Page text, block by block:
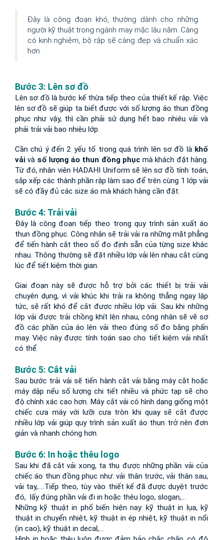
Đây là công đoạn khó, thường dành cho những
người kỹ thuật trong ngành may mặc lâu năm. Càng
có kinh nghiệm, bộ rập sẽ càng đẹp và chuẩn xác
hơn.
Bước 3: Lên sơ đồ
Lên sơ đồ là bước kế thừa tiếp theo của thiết kế rập. Việc
lên sơ đồ sẽ giúp ta biết được với số lượng áo thun đồng
phục như vậy, thì cần phải sử dụng hết bao nhiêu vải và
phải trải vải bao nhiêu lớp.
Cần chú ý đến 2 yếu tố trong quá trình lên sơ đồ là khổ
vải và số lượng áo thun đồng phục mà khách đặt hàng.
Từ đó, nhân viên HADAHI Uniform sẽ lên sơ đồ tính toán,
sắp xếp các thành phần rập làm sao để trên cùng 1 lớp vải
sẽ có đầy đủ các size áo mà khách hàng cần đặt.
Bước 4: Trải vải
Đây là công đoạn tiếp theo trong quy trình sản xuất áo
thun đồng phục. Công nhân sẽ trải vải ra những mặt phẳng
để tiến hành cắt theo số đo định sẵn của từng size khác
nhau. Thông thường sẽ đặt nhiều lớp vải lên nhau cắt cùng
lúc để tiết kiệm thời gian.
Giai đoạn này sẽ được hỗ trợ bởi các thiết bị trải vải
chuyên dụng, vì vải khúc khi trải ra không thẳng ngay lập
tức, sẽ rất khó để cắt được nhiều lớp vải. Sau khi những
lớp vải được trải chồng khít lên nhau, công nhân sẽ vẽ sơ
đồ các phần của áo lên vải theo đúng số đo bằng phấn
may. Việc này được tính toán sao cho tiết kiệm vải nhất
có thể.
Bước 5: Cắt vải
Sau bước trải vải sẽ tiến hành cắt vải bằng máy cắt hoặc
máy dập nếu số lượng chi tiết nhiều và phức tạp sẽ cho
độ chính xác cao hơn. Máy cắt vải có hình dạng giống một
chiếc cưa máy với lưỡi cưa tròn khi quay sẽ cắt được
nhiều lớp vải giúp quy trình sản xuất áo thun trở nên đơn
giản và nhanh chóng hơn.
Bước 6: In hoặc thêu logo
Sau khi đã cắt vải xong, ta thu được những phần vải của
chiếc áo thun đồng phục như: vải thân trước, vải thân sau,
vải tay,….Tiếp theo, tùy vào thiết kế đã được duyệt trước
đó,  lấy đúng phần vải đi in hoặc thêu logo, slogan,…
Những kỹ thuật in phổ biến hiện nay: kỹ thuật in lụa, kỹ
thuật in chuyển nhiệt, kỹ thuật in ép nhiệt, kỹ thuật in nổi
(in cao), kỹ thuật in decal,…